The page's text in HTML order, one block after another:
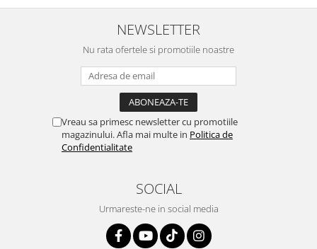
NEWSLETTER
Nu rata ofertele si promotiile noastre
Vreau sa primesc newsletter cu promotiile
magazinului. Afla mai multe in Politica de
Confidentialitate
SOCIAL
Urmareste-ne in social media